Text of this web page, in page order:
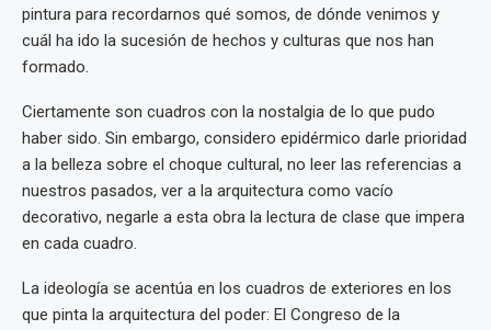
pintura para recordarnos qué somos, de dónde venimos y
cuál ha ido la sucesión de hechos y culturas que nos han
formado.
Ciertamente son cuadros con la nostalgia de lo que pudo
haber sido. Sin embargo, considero epidérmico darle prioridad
a la belleza sobre el choque cultural, no leer las referencias a
nuestros pasados, ver a la arquitectura como vacío
decorativo, negarle a esta obra la lectura de clase que impera
en cada cuadro.
La ideología se acentúa en los cuadros de exteriores en los
que pinta la arquitectura del poder: El Congreso de la